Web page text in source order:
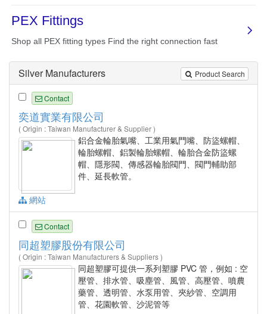
Product Search
Silver Manufacturers
Contact
奕道實業有限公司
( Origin : Taiwan Manufacturer & Supplier )
鋁合金輪胎氣嘴、工業用氣門嘴、防盜螺帽、
輪胎螺帽、鋁製輪胎螺帽、輪胎合金防盜螺
帽、隱形閥、傳感器輪胎閥門、閥門輔助部
件、延長軟管。
網站
Contact
同超塑膠股份有限公司
( Origin : Taiwan Manufacturers & Suppliers )
同超塑膠可提供一系列塑膠 PVC 管，例如 : 空
壓管、排水管、吸塵管、風管、高壓管、噴農
藥管、透明管、水泵用管、夾紗管、空調用
管、花園軟管、沙泥管等